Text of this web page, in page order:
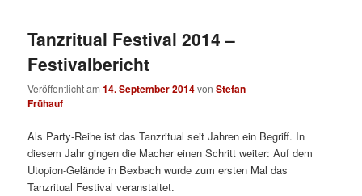
Tanzritual Festival 2014 –
Festivalbericht
Veröffentlicht am14. September 2014vonStefan
Frühauf
Als Party-Reihe ist das Tanzritual seit Jahren ein Begriff. In
diesem Jahr gingen die Macher einen Schritt weiter: Auf dem
Utopion-Gelände in Bexbach wurde zum ersten Mal das
Tanzritual Festival veranstaltet.